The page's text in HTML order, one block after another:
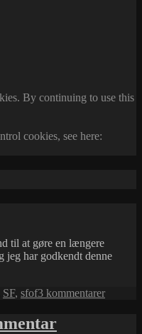
By continuing to use this
cookies, see here:
til at gøre en længere
jeg har godkendt denne
SF, sfof3 kommentarertil